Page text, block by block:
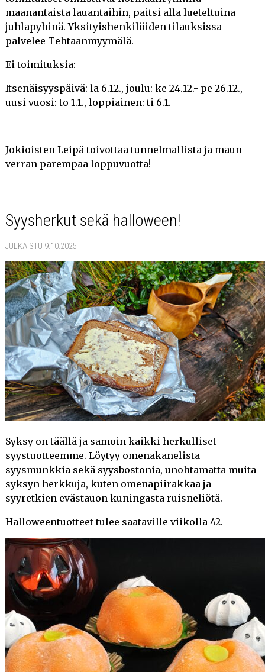
maanantaista lauantaihin, paitsi alla lueteltuina
juhlapyhinä. Yksityishenkilöiden tilauksissa
palvelee Tehtaanmyymälä.
Ei toimituksia:
Itsenäisyyspäivä: la 6.12., joulu: ke 24.12.- pe 26.12.,
uusi vuosi: to 1.1., loppiainen: ti 6.1.
Jokioisten Leipä toivottaa tunnelmallista ja maun
verran parempaa loppuvuotta!
Syysherkut sekä halloween!
JULKAISTU 9.10.2025
Syksy on täällä ja samoin kaikki herkulliset
syystuotteemme. Löytyy omenakanelista
syysmunkkia sekä syysbostonia, unohtamatta muita
syksyn herkkuja, kuten omenapiirakkaa ja
syyretkien evästauon kuningasta ruisneliötä.
Halloweentuotteet tulee saataville viikolla 42.